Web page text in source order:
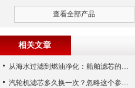
查看全部产品
相关文章
从海水过滤到燃油净化：船舶滤芯的多场景应用解析
汽轮机滤芯多久换一次？忽略这个参数，机组非停损失可能上百万！